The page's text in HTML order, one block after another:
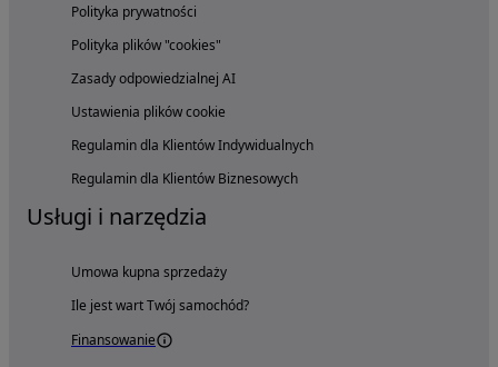
Polityka prywatności
Polityka plików "cookies"
Zasady odpowiedzialnej AI
Ustawienia plików cookie
Regulamin dla Klientów Indywidualnych
Regulamin dla Klientów Biznesowych
Usługi i narzędzia
Umowa kupna sprzedaży
Ile jest wart Twój samochód?
Finansowanie